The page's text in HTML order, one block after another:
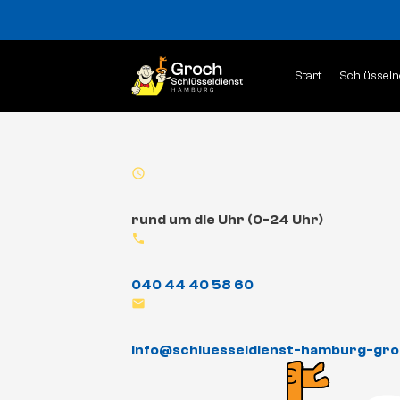
Start
schedule
rund um die Uhr (0-24 Uhr)
phone
040 44 40 58 60
email
info@schluesseldienst-hamburg-